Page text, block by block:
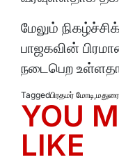
மேலும்
பாஜகவின்
நடைபெற
Taggedபிரதமர் மோடி,
YOU
LIKE